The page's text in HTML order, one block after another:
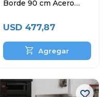
Borde 90 cm Acero
USD 477,87